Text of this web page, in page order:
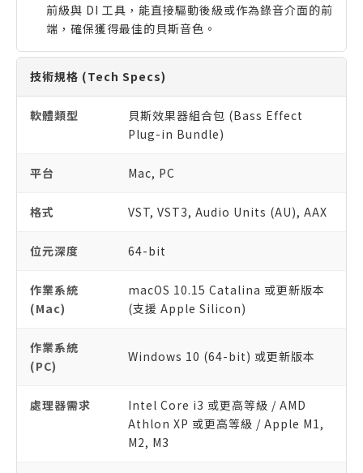
前級與 DI 工具，能直接驅動後級或作為錄音介面的前
端，確保獲得最佳的貝斯音色。
技術規格 (Tech Specs)
軟體類型
貝斯效果器組合包 (Bass Effect
Plug-in Bundle)
平台 Mac, PC
格式 VST, VST3, Audio Units (AU), AAX
位元深度 64-bit
作業系統
(Mac)
macOS 10.15 Catalina 或更新版本
(支援 Apple Silicon)
作業系統
(PC)
Windows 10 (64-bit) 或更新版本
處理器需求
Intel Core i3 或更高等級 / AMD
Athlon XP 或更高等級 / Apple M1,
M2, M3